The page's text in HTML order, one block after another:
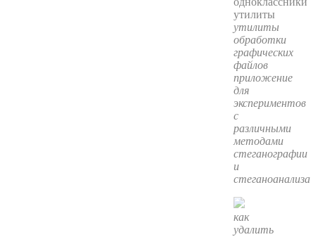
утилиты
обработки
графических
файлов
приложение
для
экспериментов
с
различными
методами
стеганографии
и
стеганоанализа
как
удалить